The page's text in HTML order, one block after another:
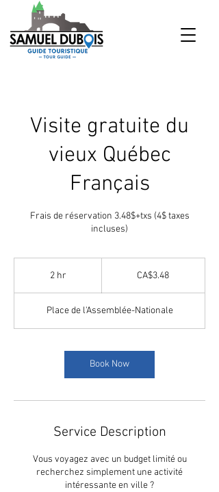
Visite gratuite du
vieux Québec
Français
Frais de réservation 3.48$+txs (4$ taxes
incluses)
2 hr CA$3.48
Place de l'Assemblée-Nationale
Book Now
Service Description
Vous voyagez avec un budget limité ou
recherchez simplement une activité
intéressante en ville ?